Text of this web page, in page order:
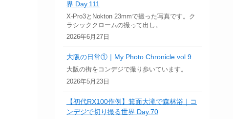
界 Day.111
2026年6月27日
X-Pro3とNokton 23mmで撮った写真です。ク
ラシッククロームの撮って出し。
大阪の日常①｜My Photo Chronicle vol.9
2026年5月23日
大阪の街をコンデジで撮り歩いています。
【初代RX100作例】箕面大滝で森林浴｜コ
ンデジで切り撮る世界 Day.70